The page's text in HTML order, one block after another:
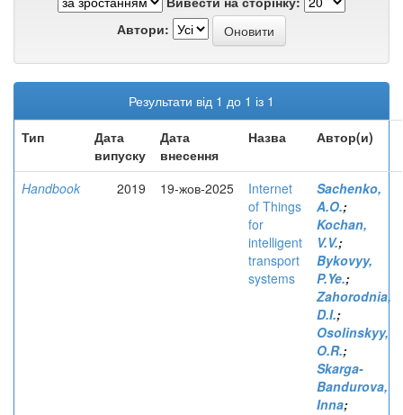
Автори:
Результати від 1 до 1 із 1
Тип
Дата
випуску
Дата
внесення
Назва Автор(и)
Handbook 2019 19-жов-2025
Internet
of Things
for
intelligent
transport
systems
Sachenko,
A.O.;
Kochan,
V.V.;
Bykovyy,
P.Ye.;
Zahorodnia,
D.I.;
Osolinskyy,
O.R.;
Skarga-
Bandurova,
Inna;